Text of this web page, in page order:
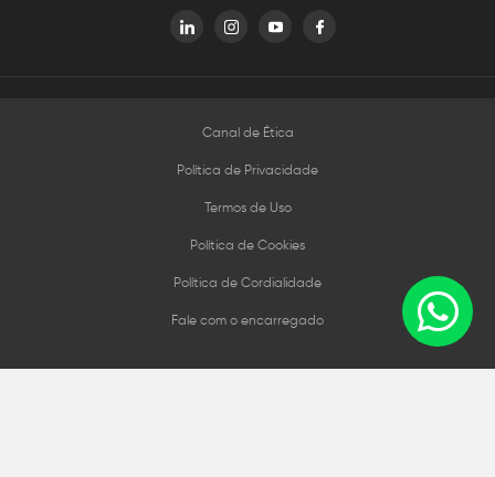
Canal de Ética
Política de Privacidade
Termos de Uso
Política de Cookies
Política de Cordialidade
Fale com o encarregado